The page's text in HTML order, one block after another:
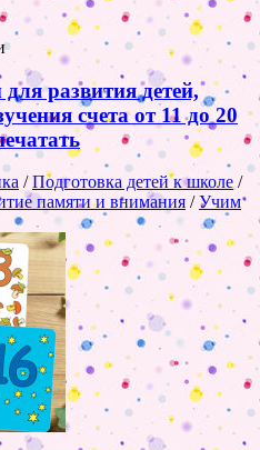
развития детей,
счета от 11 до 20
/Подготовка детей к школе /
памяти и внимания /Учим